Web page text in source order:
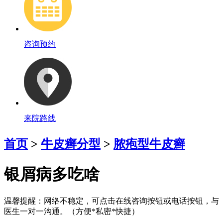
咨询预约
来院路线
首页 > 牛皮癣分型 > 脓疱型牛皮癣
银屑病多吃啥
温馨提醒： 网络不稳定，可点击在线咨询按钮或电话按钮，与
医生一对一沟通。（方便*私密*快捷）